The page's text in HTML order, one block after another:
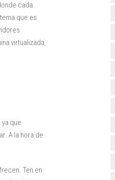
cada
que es
virtualizada,
que
A la hora de
Ten en